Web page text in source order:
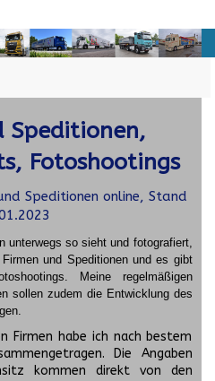
Speditionen,
Fotoshootings
Speditionen online, Stand
unterwegs so sieht und fotografiert,
und Speditionen und es gibt
Meine regelmäßigen
sollen zudem die Entwicklung des
Firmen habe ich nach bestem
Die Angaben
kommen direkt von den